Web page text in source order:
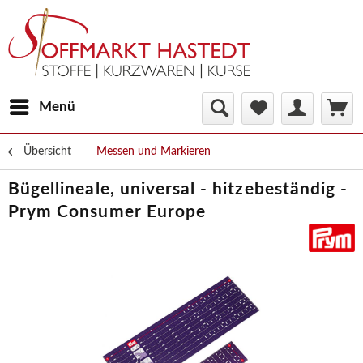
Menü
Übersicht Messen und Markieren
Bügellineale, universal - hitzebeständig -
Prym Consumer Europe